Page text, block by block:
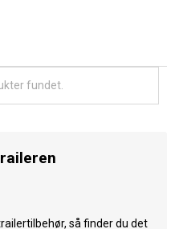
fundet.
så finder du det